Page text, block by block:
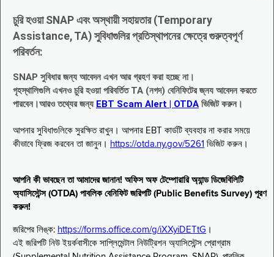
চুরি হওয়া SNAP এবং অস্থায়ী সহায়তার (Temporary
Assistance, TA) সুবিধাগুলির প্রতিস্থাপনের ক্ষেত্রে গুরুত্বপূর্ণ
পরিবর্তন:
SNAP সুবিধার জন্য আবেদন এখন আর গ্রহণ করা হচ্ছে না।
গৃহস্থালিগুলি এখনও চুরি হওয়া পরিবর্তিত TA (নগদ) বেনিফিটের জ্নয আবেদন করতে
পারবেন।আরও তথ্যের জন্য EBT Scam Alert | OTDA ভিজিট করুন।
আপনার সুবিধাগুলিকে সুরক্ষিত রাখুন। আপনার EBT কার্ডটি ব্যবহার না করার সময়ে
কীভাবে ফ্রিজ করবেন তা জানুন। https://otda.ny.gov/5261 ভিজিট করুন।
আপনি কী ভাবছেন তা আমাদের জানান! অফিস অফ টেম্পোরারি অ্যান্ড ডিজেবিলিটি
অ্যাসিস্টেন্স (OTDA) পাবলিক বেনিফিট জরিপটি (Public Benefits Survey) পূরণ
করুন!
জরিপের লিঙ্ক: https://forms.office.com/g/iXXyiDETtG ।
এই জরিপটি নিউ ইয়র্কবাসীকে সাপ্লিমেন্টাল নিউট্রিশন অ্যাসিস্টেন্স প্রোগ্রাম